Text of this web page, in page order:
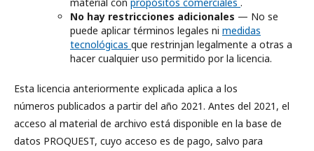
material con propósitos comerciales .
No hay restricciones adicionales — No se
puede aplicar términos legales ni medidas
tecnológicas que restrinjan legalmente a otras a
hacer cualquier uso permitido por la licencia.
Esta licencia anteriormente explicada aplica a los
números publicados a partir del año 2021. Antes del 2021, el
acceso al material de archivo está disponible en la base de
datos PROQUEST, cuyo acceso es de pago, salvo para